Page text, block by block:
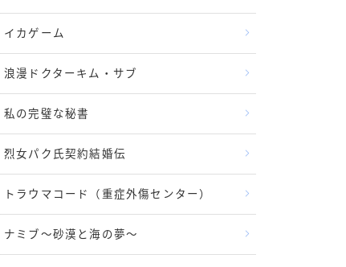
イカゲーム
浪漫ドクターキム・サブ
私の完璧な秘書
烈女パク氏契約結婚伝
トラウマコード（重症外傷センター）
ナミブ〜砂漠と海の夢〜